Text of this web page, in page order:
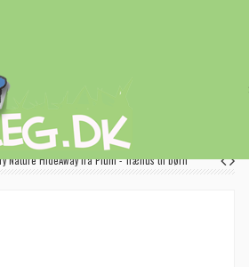
Nature HideAway fra Plum - Træhus til børn